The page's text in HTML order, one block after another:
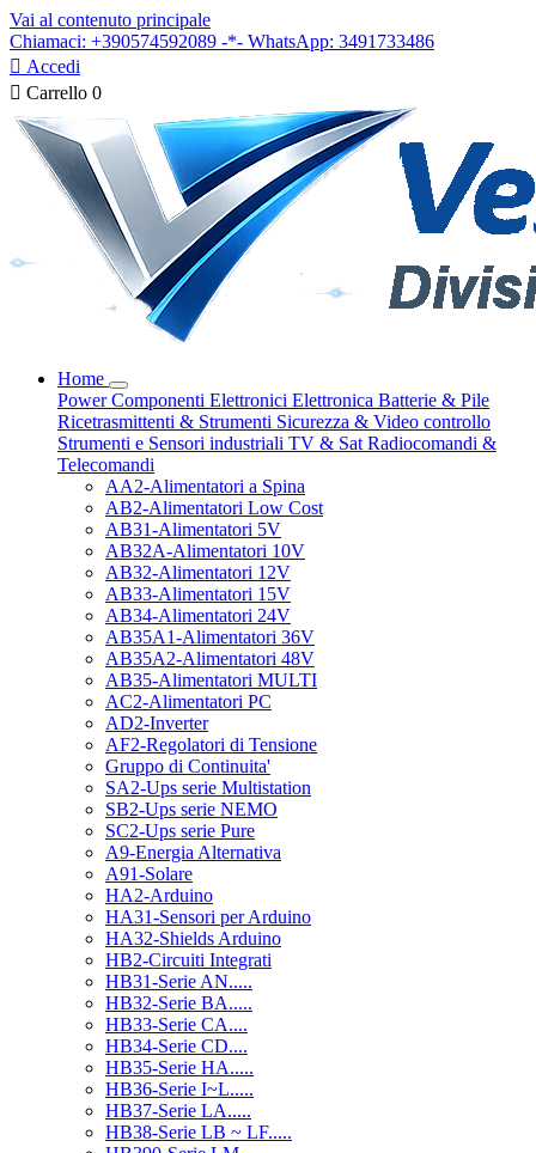
Vai al contenuto principale
Chiamaci: +390574592089 -*- WhatsApp: 3491733486
 Accedi
 Carrello 0
Home
PowerComponenti Elettronici Elettronica Batterie & Pile
Ricetrasmittenti & Strumenti Sicurezza & Video controllo
Strumenti e Sensori industriali TV & Sat Radiocomandi &
Telecomandi
AA2-Alimentatori a Spina
AB2-Alimentatori Low Cost
AB31-Alimentatori 5V
AB32A-Alimentatori 10V
AB32-Alimentatori 12V
AB33-Alimentatori 15V
AB34-Alimentatori 24V
AB35A1-Alimentatori 36V
AB35A2-Alimentatori 48V
AB35-Alimentatori MULTI
AC2-Alimentatori PC
AD2-Inverter
AF2-Regolatori di Tensione
Gruppo di Continuita'
SA2-Ups serie Multistation
SB2-Ups serie NEMO
SC2-Ups serie Pure
A9-Energia Alternativa
A91-Solare
HA2-Arduino
HA31-Sensori per Arduino
HA32-Shields Arduino
HB2-Circuiti Integrati
HB31-Serie AN.....
HB32-Serie BA.....
HB33-Serie CA....
HB34-Serie CD....
HB35-Serie HA.....
HB36-Serie I~L.....
HB37-Serie LA.....
HB38-Serie LB ~ LF.....